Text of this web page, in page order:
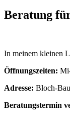
Beratung
In meinem kleinen
Öffnungszeiten:
Adresse: Bloch-
Beratungstermin